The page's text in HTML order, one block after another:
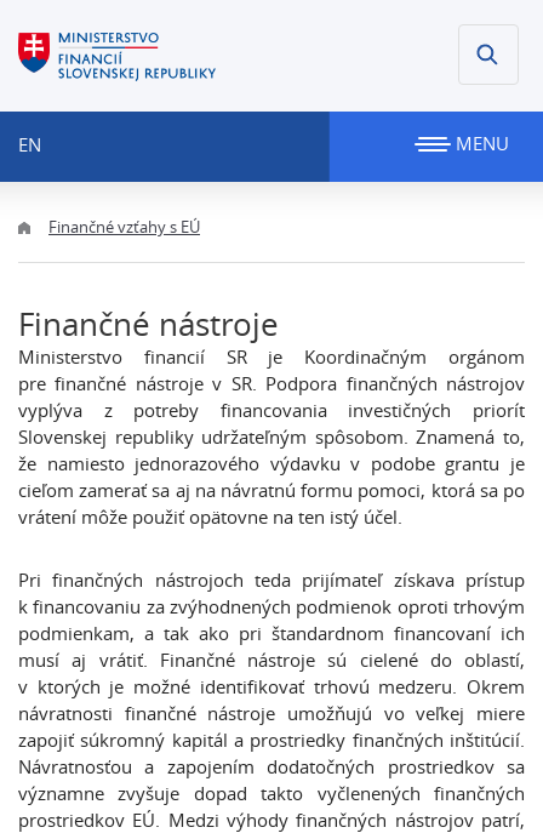
EN MENU
Finančné vzťahy s EÚ
Finančné nástroje
Ministerstvo financií SR je Koordinačným orgánom
pre finančné nástroje v SR. Podpora finančných nástrojov
vyplýva z potreby financovania investičných priorít
Slovenskej republiky udržateľným spôsobom. Znamená to,
že namiesto jednorazového výdavku v podobe grantu je
cieľom zamerať sa aj na návratnú formu pomoci, ktorá sa po
vrátení môže použiť opätovne na ten istý účel.
Pri finančných nástrojoch teda prijímateľ získava prístup
k financovaniu za zvýhodnených podmienok oproti trhovým
podmienkam, a tak ako pri štandardnom financovaní ich
musí aj vrátiť. Finančné nástroje sú cielené do oblastí,
v ktorých je možné identifikovať trhovú medzeru. Okrem
návratnosti finančné nástroje umožňujú vo veľkej miere
zapojiť súkromný kapitál a prostriedky finančných inštitúcií.
Návratnosťou a zapojením dodatočných prostriedkov sa
významne zvyšuje dopad takto vyčlenených finančných
prostriedkov EÚ. Medzi výhody finančných nástrojov patrí,